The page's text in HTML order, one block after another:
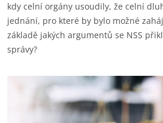
kdy celní orgány usoudily, že celní
jednání, pro které by bylo možné
základě jakých argumentů se NSS
správy?